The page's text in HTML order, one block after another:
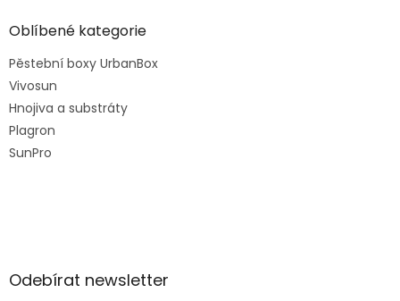
Oblíbené kategorie
Pěstební boxy UrbanBox
Vivosun
Hnojiva a substráty
Plagron
SunPro
Odebírat newsletter